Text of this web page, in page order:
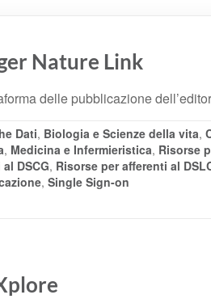
Nature Link
delle pubblicazione
Dati, Biologia e Scienze della vita,
, Medicina e Infermieristica, Risorse
DSCG, Risorse per afferenti al
, Single Sign-on